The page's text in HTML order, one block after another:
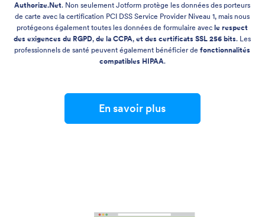
Authorize.Net. Non seulement Jotform protège les données des porteurs
de carte avec la certification PCI DSS Service Provider Niveau 1, mais nous
protégeons également toutes les données de formulaire avecle respect
des exigences du RGPD,de la CCPA,et des certificats SSL 256 bits. Les
professionnels de santé peuvent également bénéficier defonctionnalités
compatibles HIPAA.
En savoir plus